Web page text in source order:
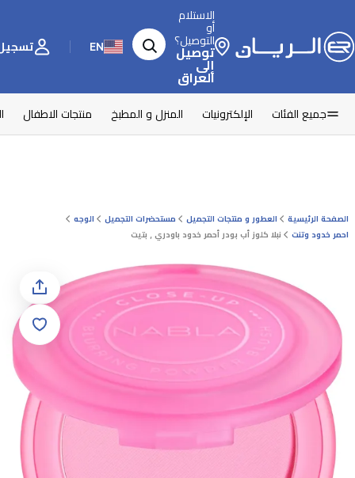
الاستلام
أو
التوصيل؟
توصيل
إلى
العراق
EN تسجيل
جميع الفئات الإلكترونيات المنزل و المطبخ منتجات الاطفال
الصفحة الرئيسية العطور و منتجات التجميل مستحضرات التجميل
الوجه
احمر خدود وتنت
نبلا كلوز أب بودر أحمر خدود باودري , بتيت